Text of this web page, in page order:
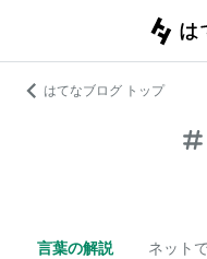
はてなブログ トップ
言葉の解説 ネット